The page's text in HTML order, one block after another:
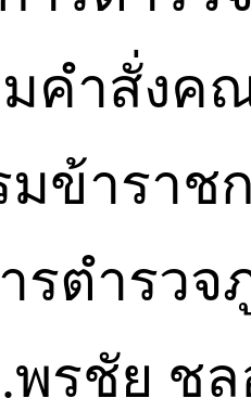
คำสั่งค
ข้าราช
รตำรว
รชัย ชล